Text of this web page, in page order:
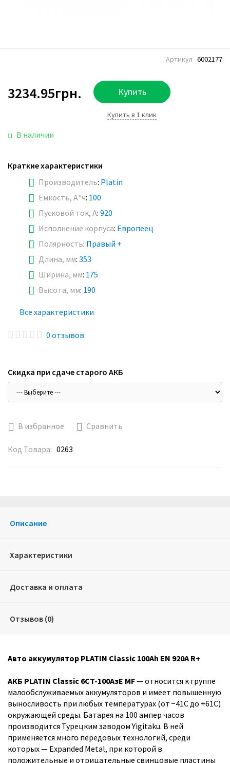
Артикул 6002177
3234.95грн. Купить
Купить в 1 клик
В наличии
Краткие характеристики
Производитель: Platin
Емкость, А*ч: 100
Пусковой ток, А: 920
Исполнение корпуса: Европеец
Полярность: Правый +
Длина, мм: 353
Ширина, мм: 175
Высота, мм: 190
Все характеристики
0 отзывов
Скидка при сдаче старого АКБ
В избранное Сравнить
Код Товара: 0263
Описание
Характеристики
Доставка и оплата
Отзывов (0)
Авто аккумулятор PLATIN Classic 100Ah EN 920A R+
АКБ PLATIN Classic 6CT-100AзЕ MF— относится к группе
малообслуживаемых аккумуляторов и имеет повышенную
выносливость при любых температурах (от −41С до +61С)
окружающей среды. Батарея на 100 ампер часов
производится Турецким заводом Yigitaku. В ней
применяется много передовых технологий, среди
которых — Expanded Metal, при которой в
положительные и отрицательные свинцовые пластины